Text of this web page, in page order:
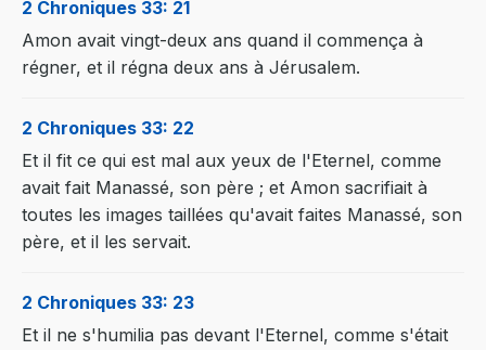
2 Chroniques 33: 21
Amon avait vingt-deux ans quand il commença à
régner, et il régna deux ans à Jérusalem.
2 Chroniques 33: 22
Et il fit ce qui est mal aux yeux de l'Eternel, comme
avait fait Manassé, son père ; et Amon sacrifiait à
toutes les images taillées qu'avait faites Manassé, son
père, et il les servait.
2 Chroniques 33: 23
Et il ne s'humilia pas devant l'Eternel, comme s'était